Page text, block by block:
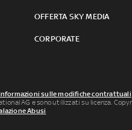
OFFERTA SKY MEDIA
CORPORATE
sulle modifiche contrattuali
AG e sono utilizzati su licenza.
Abusi